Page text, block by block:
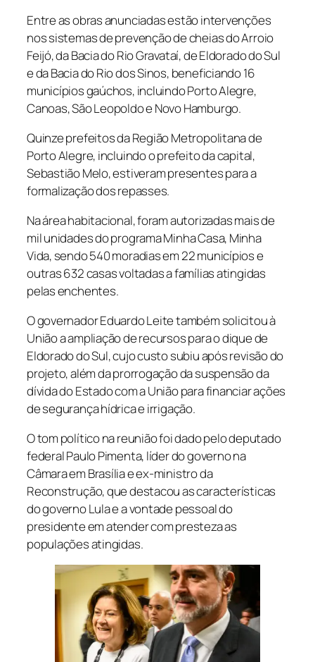
Entre as obras anunciadas estão intervenções
nos sistemas de prevenção de cheias do Arroio
Feijó, da Bacia do Rio Gravataí, de Eldorado do Sul
e da Bacia do Rio dos Sinos, beneficiando 16
municípios gaúchos, incluindo Porto Alegre,
Canoas, São Leopoldo e Novo Hamburgo.
Quinze prefeitos da Região Metropolitana de
Porto Alegre, incluindo o prefeito da capital,
Sebastião Melo, estiveram presentes para a
formalização dos repasses.
Na área habitacional, foram autorizadas mais de
mil unidades do programa Minha Casa, Minha
Vida, sendo 540 moradias em 22 municípios e
outras 632 casas voltadas a famílias atingidas
pelas enchentes.
O governador Eduardo Leite também solicitou à
União a ampliação de recursos para o dique de
Eldorado do Sul, cujo custo subiu após revisão do
projeto, além da prorrogação da suspensão da
dívida do Estado com a União para financiar ações
de segurança hídrica e irrigação.
O tom político na reunião foi dado pelo deputado
federal Paulo Pimenta, líder do governo na
Câmara em Brasília e ex-ministro da
Reconstrução, que destacou as características
do governo Lula e a vontade pessoal do
presidente em atender com presteza as
populações atingidas.